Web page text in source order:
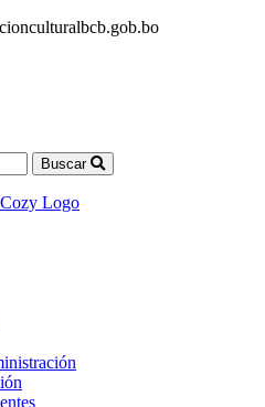
Buscar